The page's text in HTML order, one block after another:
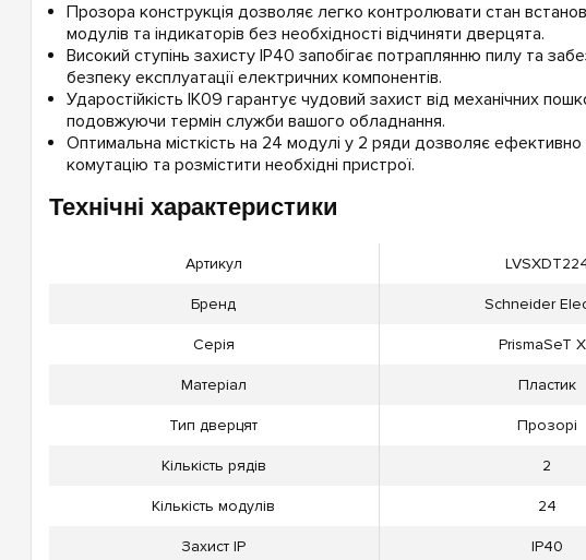
Прозора конструкція дозволяє легко контролювати стан
модулів та індикаторів без необхідності відчиняти дверцята.
Високий ступінь захисту IP40 запобігає потраплянню пилу та
безпеку експлуатації електричних компонентів.
Ударостійкість IK09 гарантує чудовий захист від механічних
подовжуючи термін служби вашого обладнання.
Оптимальна місткість на 24 модулі у 2 ряди дозволяє ефективно
комутацію та розмістити необхідні пристрої.
Технічні характеристики
Артикул
Бренд Schneider
Серія PrismaSeT
Матеріал Пластик
Тип дверцят Прозорі
Кількість рядів 2
Кількість модулів 24
Захист IP IP40